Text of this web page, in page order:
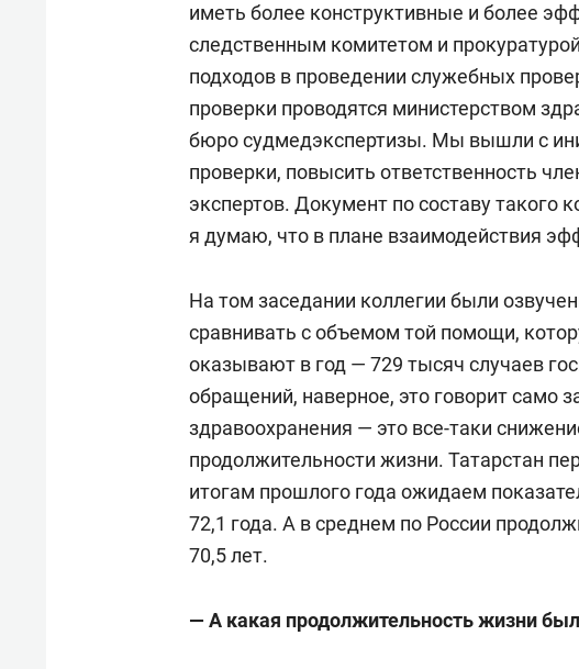
иметь более конструктивные и более
следственным комитетом и
подходов в проведении служебных
проверки проводятся министерством
бюро судмедэкспертизы. Мы вышли с
проверки, повысить ответственность
экспертов. Документ по составу такого
я думаю, что в плане взаимодействия
На том заседании коллегии были
сравнивать с объемом той помощи,
оказывают в год — 729 тысяч случаев
обращений, наверное, это говорит само
здравоохранения — это все-таки
продолжительности жизни. Татарстан
итогам прошлого года ожидаем
72,1 года. А в среднем по России
70,5 лет.
— А какая продолжительность жизни